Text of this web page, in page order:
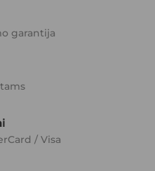
garantija
/ Visa